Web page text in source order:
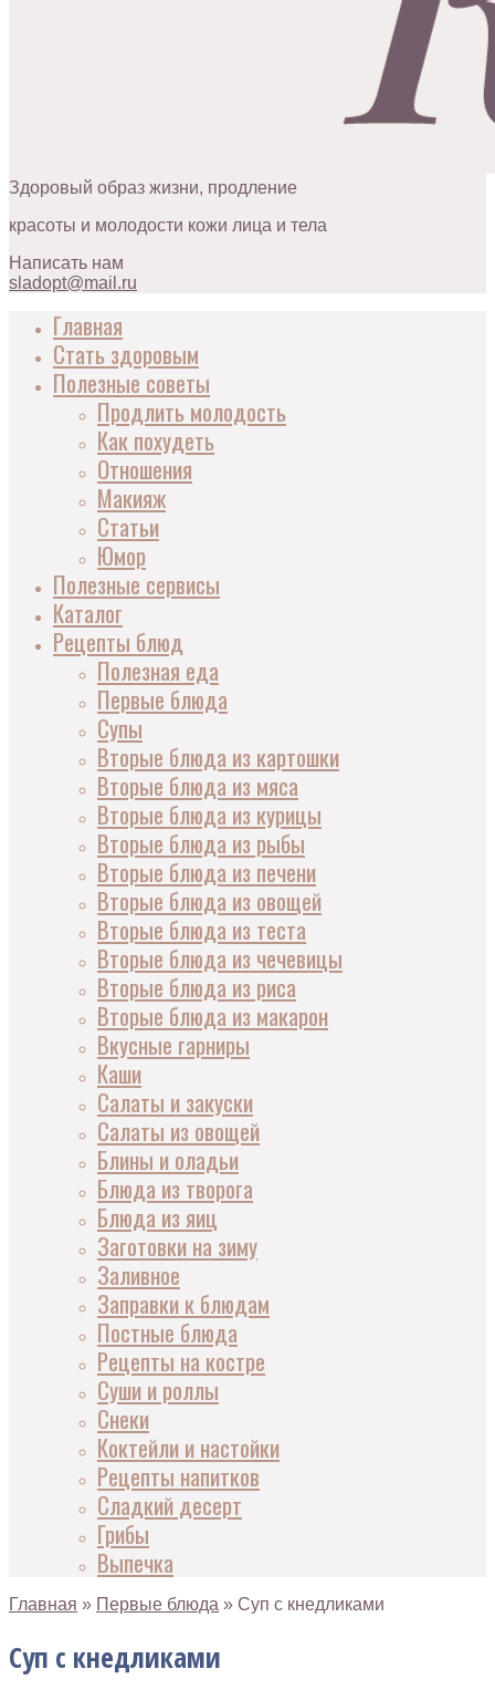
Здоровый образ жизни, продление
красоты и молодости кожи лица и тела
Написать нам
sladopt@mail.ru
Главная
Стать здоровым
Полезные советы
Продлить молодость
Как похудеть
Отношения
Макияж
Статьи
Юмор
Полезные сервисы
Каталог
Рецепты блюд
Полезная еда
Первые блюда
Супы
Вторые блюда из картошки
Вторые блюда из мяса
Вторые блюда из курицы
Вторые блюда из рыбы
Вторые блюда из печени
Вторые блюда из овощей
Вторые блюда из теста
Вторые блюда из чечевицы
Вторые блюда из риса
Вторые блюда из макарон
Вкусные гарниры
Каши
Салаты и закуски
Салаты из овощей
Блины и оладьи
Блюда из творога
Блюда из яиц
Заготовки на зиму
Заливное
Заправки к блюдам
Постные блюда
Рецепты на костре
Суши и роллы
Снеки
Коктейли и настойки
Рецепты напитков
Сладкий десерт
Грибы
Выпечка
Главная » Первые блюда » Суп с кнедликами
Суп с кнедликами